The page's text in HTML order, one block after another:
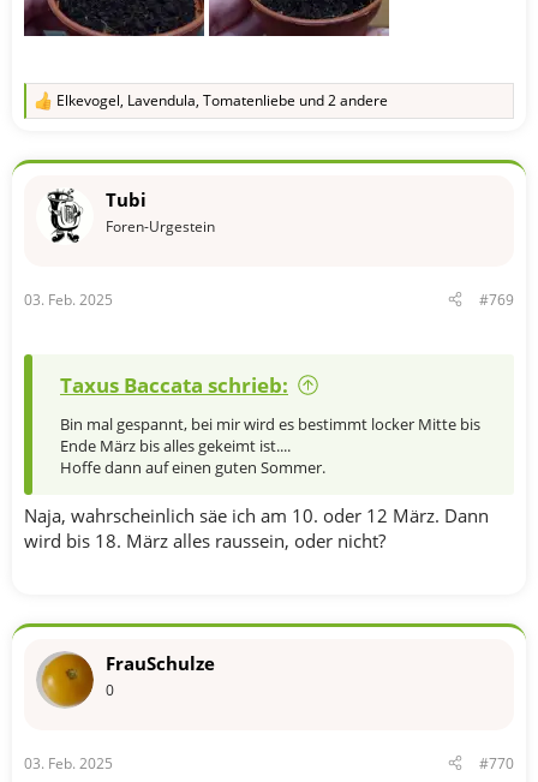
R
k
:
Elkevogel, Lavendula, Tomatenliebe und 2 andere
Tubi
Foren-Urgestein
03. Feb. 2025 #769
Taxus Baccata schrieb:
Bin mal gespannt, bei mir wird es bestimmt locker Mitte bis
Ende März bis alles gekeimt ist....
Hoffe dann auf einen guten Sommer.
Naja, wahrscheinlich säe ich am 10. oder 12 März. Dann
wird bis 18. März alles raussein, oder nicht?
FrauSchulze
0
03. Feb. 2025 #770